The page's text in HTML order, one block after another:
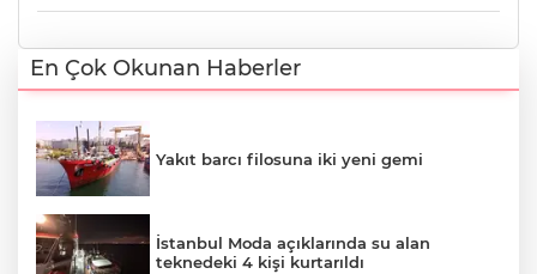
En Çok Okunan Haberler
Yakıt barcı filosuna iki yeni gemi
İstanbul Moda açıklarında su alan
teknedeki 4 kişi kurtarıldı